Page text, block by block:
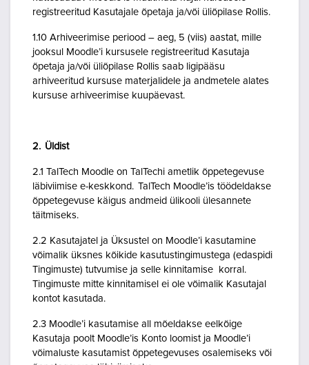
registreeritud Kasutajale õpetaja ja/või üliõpilase Rollis.
1.10 Arhiveerimise periood – aeg, 5 (viis) aastat, mille
jooksul Moodle’i kursusele registreeritud Kasutaja
õpetaja ja/või üliõpilase Rollis saab ligipääsu
arhiveeritud kursuse materjalidele ja andmetele alates
kursuse arhiveerimise kuupäevast.
2. Üldist
2.1 TalTech Moodle on TalTechi ametlik õppetegevuse
läbiviimise e-keskkond. TalTech Moodle’is töödeldakse
õppetegevuse käigus andmeid ülikooli ülesannete
täitmiseks.
2.2 Kasutajatel ja Üksustel on Moodle’i kasutamine
võimalik üksnes kõikide kasutustingimustega (edaspidi
Tingimuste) tutvumise ja selle kinnitamise korral.
Tingimuste mitte kinnitamisel ei ole võimalik Kasutajal
kontot kasutada.
2.3 Moodle’i kasutamise all mõeldakse eelkõige
Kasutaja poolt Moodle’is Konto loomist ja Moodle’i
võimaluste kasutamist õppetegevuses osalemiseks või